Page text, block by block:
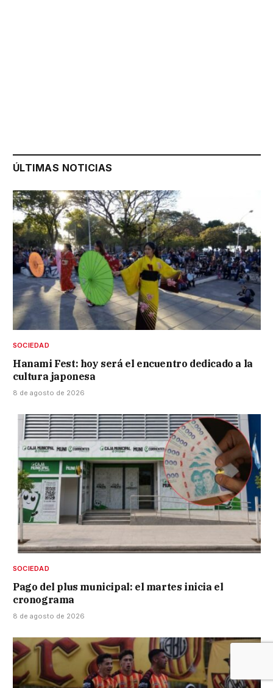
ÚLTIMAS NOTICIAS
SOCIEDAD
Hanami Fest: hoy será el encuentro dedicado a la
cultura japonesa
8 de agosto de 2026
SOCIEDAD
Pago del plus municipal: el martes inicia el
cronograma
8 de agosto de 2026